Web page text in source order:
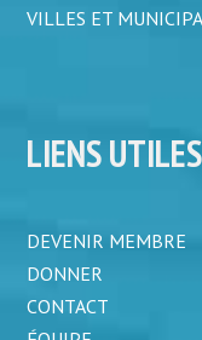
VILLES ET
LIENS UTILES
DEVENIR MEMBRE
DONNER
CONTACT